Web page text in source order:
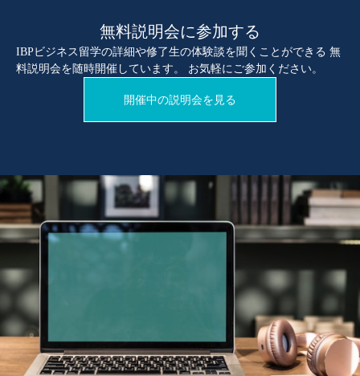
無料説明会に参加する
IBPビジネス留学の詳細や修了生の体験談を聞くことができる 無
料説明会を随時開催しています。 お気軽にご参加ください。
開催中の説明会を見る